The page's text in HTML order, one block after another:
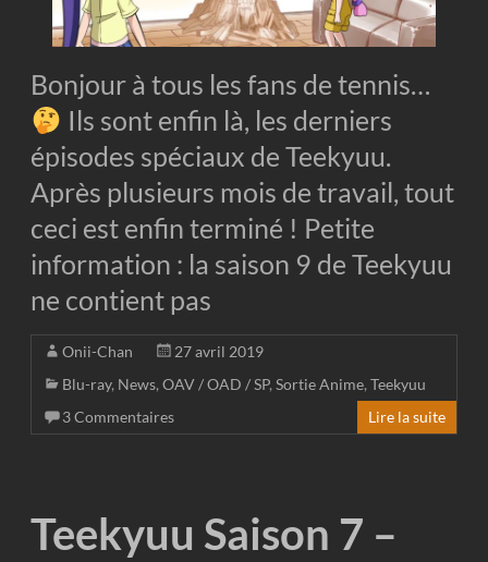
Bonjour à tous les fans de tennis…
Ils sont enfin là, les derniers
épisodes spéciaux de Teekyuu.
Après plusieurs mois de travail, tout
ceci est enfin terminé ! Petite
information : la saison 9 de Teekyuu
ne contient pas
Onii-Chan
27 avril 2019
Blu-ray, News,OAV / OAD / SP,Sortie Anime,Teekyuu
3 Commentaires
Lire la suite
Teekyuu Saison 7 –